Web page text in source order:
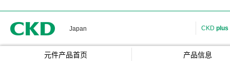
Japan CKD plus
元件产品首页 产品信息